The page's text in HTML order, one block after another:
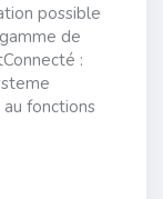
possible
de
:
fonctions